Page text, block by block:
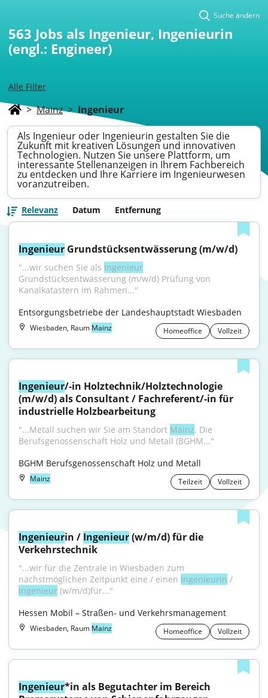
Alle Filter
Suche ändern
563 Jobs als Ingenieur, Ingenieurin
(engl.: Engineer)
> Mainz > Ingenieur
Als Ingenieur oder Ingenieurin gestalten Sie die
Zukunft mit kreativen Lösungen und innovativen
Technologien. Nutzen Sie unsere Plattform, um
interessante Stellenanzeigen in Ihrem Fachbereich
zu entdecken und Ihre Karriere im Ingenieurwesen
voranzutreiben.
Relevanz Datum Entfernung
Ingenieur Grundstücksentwässerung (m/w/d)
"...wir suchen Sie als Ingenieur
Grundstücksentwässerung (m/w/d) Prüfung von
Kanalkatastern im Rahmen..."
Entsorgungsbetriebe der Landeshauptstadt Wiesbaden
Wiesbaden, Raum Mainz Homeoffice Vollzeit
Ingenieur/-in Holztechnik/Holztechnologie
(m/w/d) als Consultant / Fachreferent/-in für
industrielle Holzbearbeitung
"...Metall suchen wir Sie am Standort Mainz. Die
Berufsgenossenschaft Holz und Metall (BGHM..."
BGHM Berufsgenossenschaft Holz und Metall
Mainz Teilzeit Vollzeit
Ingenieurin / Ingenieur (w/m/d) für die
Verkehrstechnik
"...wir für die Zentrale in Wiesbaden zum
nächstmöglichen Zeitpunkt eine / einen Ingenieurin
Ingenieur (w/m/d)für..."
Hessen Mobil – Straßen- und Verkehrsmanagement
Wiesbaden, Raum Mainz Homeoffice Vollzeit
Ingenieur*in als Begutachter im Bereich